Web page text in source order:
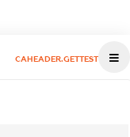
CAHEADER.GETTEST